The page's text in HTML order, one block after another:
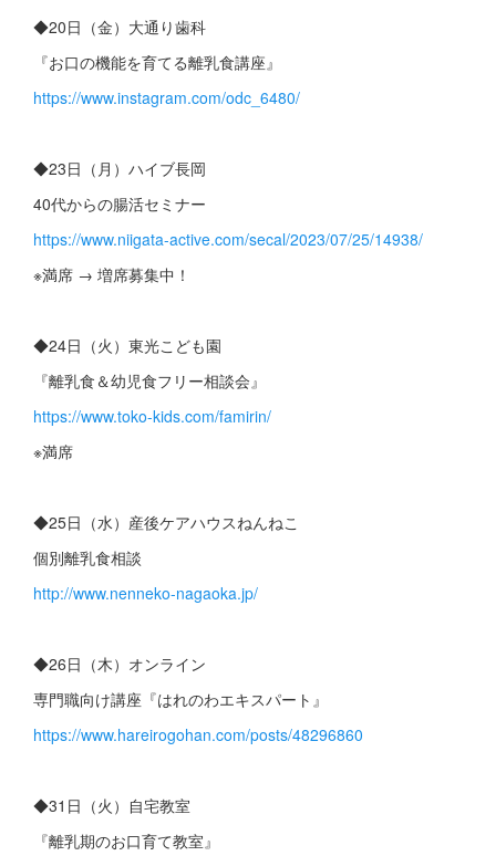
◆20日（金）大通り歯科
『お口の機能を育てる離乳食講座』
https://www.instagram.com/odc_6480/
◆23日（月）ハイブ長岡
40代からの腸活セミナー
https://www.niigata-active.com/secal/2023/07/25/14938/
※満席 → 増席募集中！
◆24日（火）東光こども園
『離乳食＆幼児食フリー相談会』
https://www.toko-kids.com/famirin/
※満席
◆25日（水）産後ケアハウスねんねこ
個別離乳食相談
http://www.nenneko-nagaoka.jp/
◆26日（木）オンライン
専門職向け講座『はれのわエキスパート』
https://www.hareirogohan.com/posts/48296860
◆31日（火）自宅教室
『離乳期のお口育て教室』